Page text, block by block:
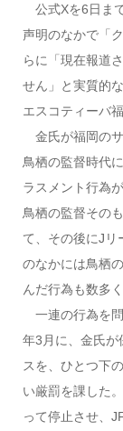
公式Xを6日ま
声明のなかで「
らに「現在報道
せん」と実質的
エスコティーバ
金氏が福岡のサ
鳥栖の監督時代
ラスメント行為が
鳥栖の監督その
て、その後にJリ
のなかには鳥栖
んだ行為も数多
一連の行為を
年3月に、金氏が
スを、ひとつ下
い厳罰を課した
って停止させ、